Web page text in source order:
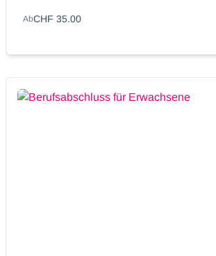
AbCHF 35.00